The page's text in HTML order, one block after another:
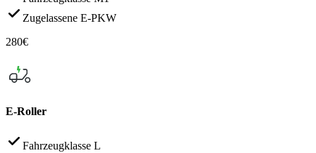
Zugelassene E-PKW
280€
E-Roller
Fahrzeugklasse L